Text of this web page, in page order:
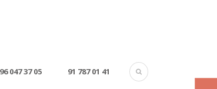
96 047 37 05 91 787 01 41